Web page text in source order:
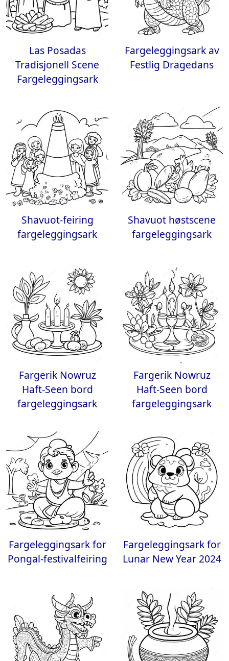
Las Posadas
Tradisjonell Scene
Fargeleggingsark
Fargeleggingsark av
Festlig Dragedans
Shavuot-feiring
fargeleggingsark
Shavuot høstscene
fargeleggingsark
Fargerik Nowruz
Haft-Seen bord
fargeleggingsark
Fargerik Nowruz
Haft-Seen bord
fargeleggingsark
Fargeleggingsark for
Pongal-festivalfeiring
Fargeleggingsark for
Lunar New Year 2024